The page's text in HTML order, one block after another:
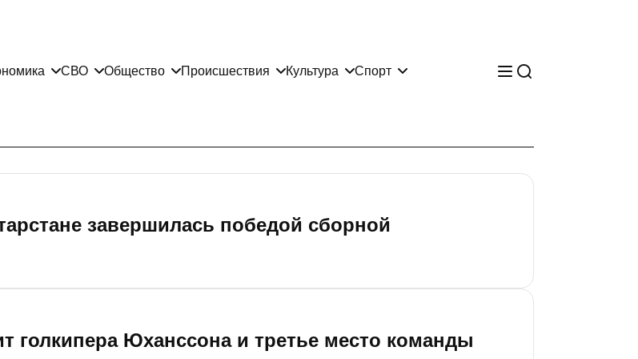
СВО Общество Происшествия Культура Спорт
завершилась победой сборной
голкипера Юханссона и третье место команды